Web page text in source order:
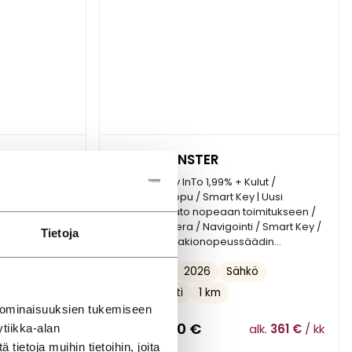
Tietoja
tukemiseen
alan
tietoja muihin tietoihin, joita
2026
km
395 €/ kk
Hyundai INSTER
42 kWh 97 hv InTo 1,99% + Kulut /
Lämpöpumppu / Smart Key | Uusi
ajamaton auto nopeaan toimitukseen /
Perutuskamera / Navigointi / Smart Key /
Mukautuva vakionopeussäädin...
2026
Sähkö
Automaatti
1 km
25 999,00 € alk. 361 € / kk